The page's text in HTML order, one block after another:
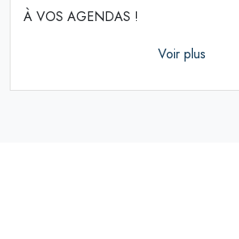
À VOS AGENDAS !
Voir plus